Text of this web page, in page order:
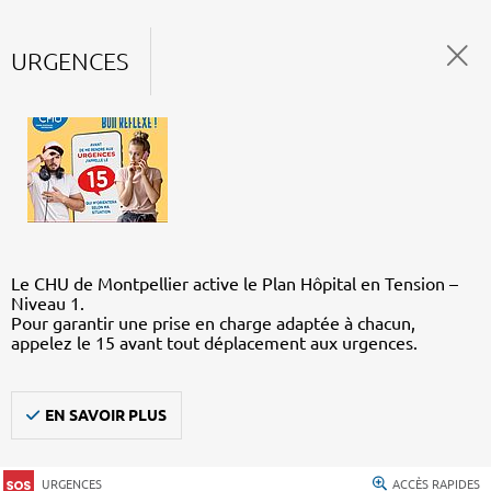
URGENCES
Le CHU de Montpellier active le Plan Hôpital en Tension –
Niveau 1.
Pour garantir une prise en charge adaptée à chacun,
appelez le 15 avant tout déplacement aux urgences.
EN SAVOIR PLUS
URGENCES ACCÈS RAPIDES